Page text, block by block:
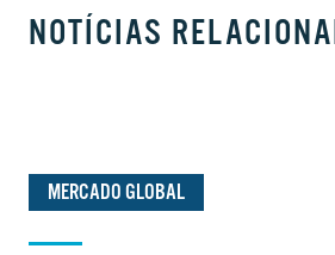
NOTÍCIAS
MERCADO GLOBAL